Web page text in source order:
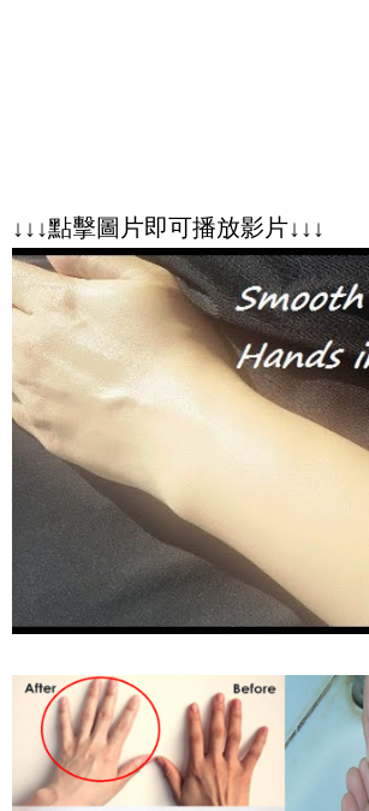
↓↓↓點擊圖片即可播放影片↓↓↓